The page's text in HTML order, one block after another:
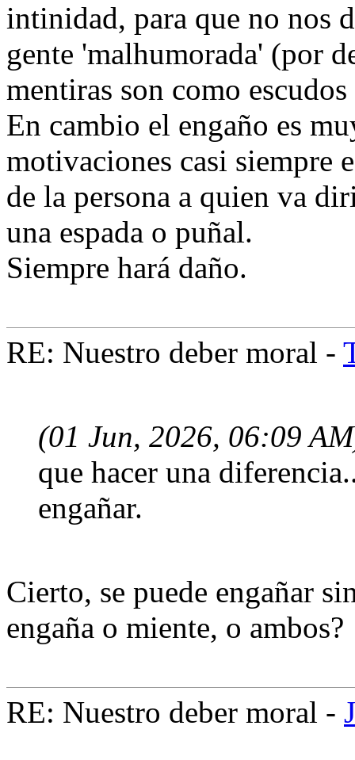
intinidad, para que no nos
gente 'malhumorada' (por
mentiras son como escudos
En cambio el engaño es
motivaciones casi siempre
de la persona a quien va
una espada o puñal.
Siempre hará daño.
RE: Nuestro deber moral -
(01 Jun, 2026, 06:09
que hacer una
engañar.
Cierto, se puede engañar
engaña o miente, o ambos?
RE: Nuestro deber moral -